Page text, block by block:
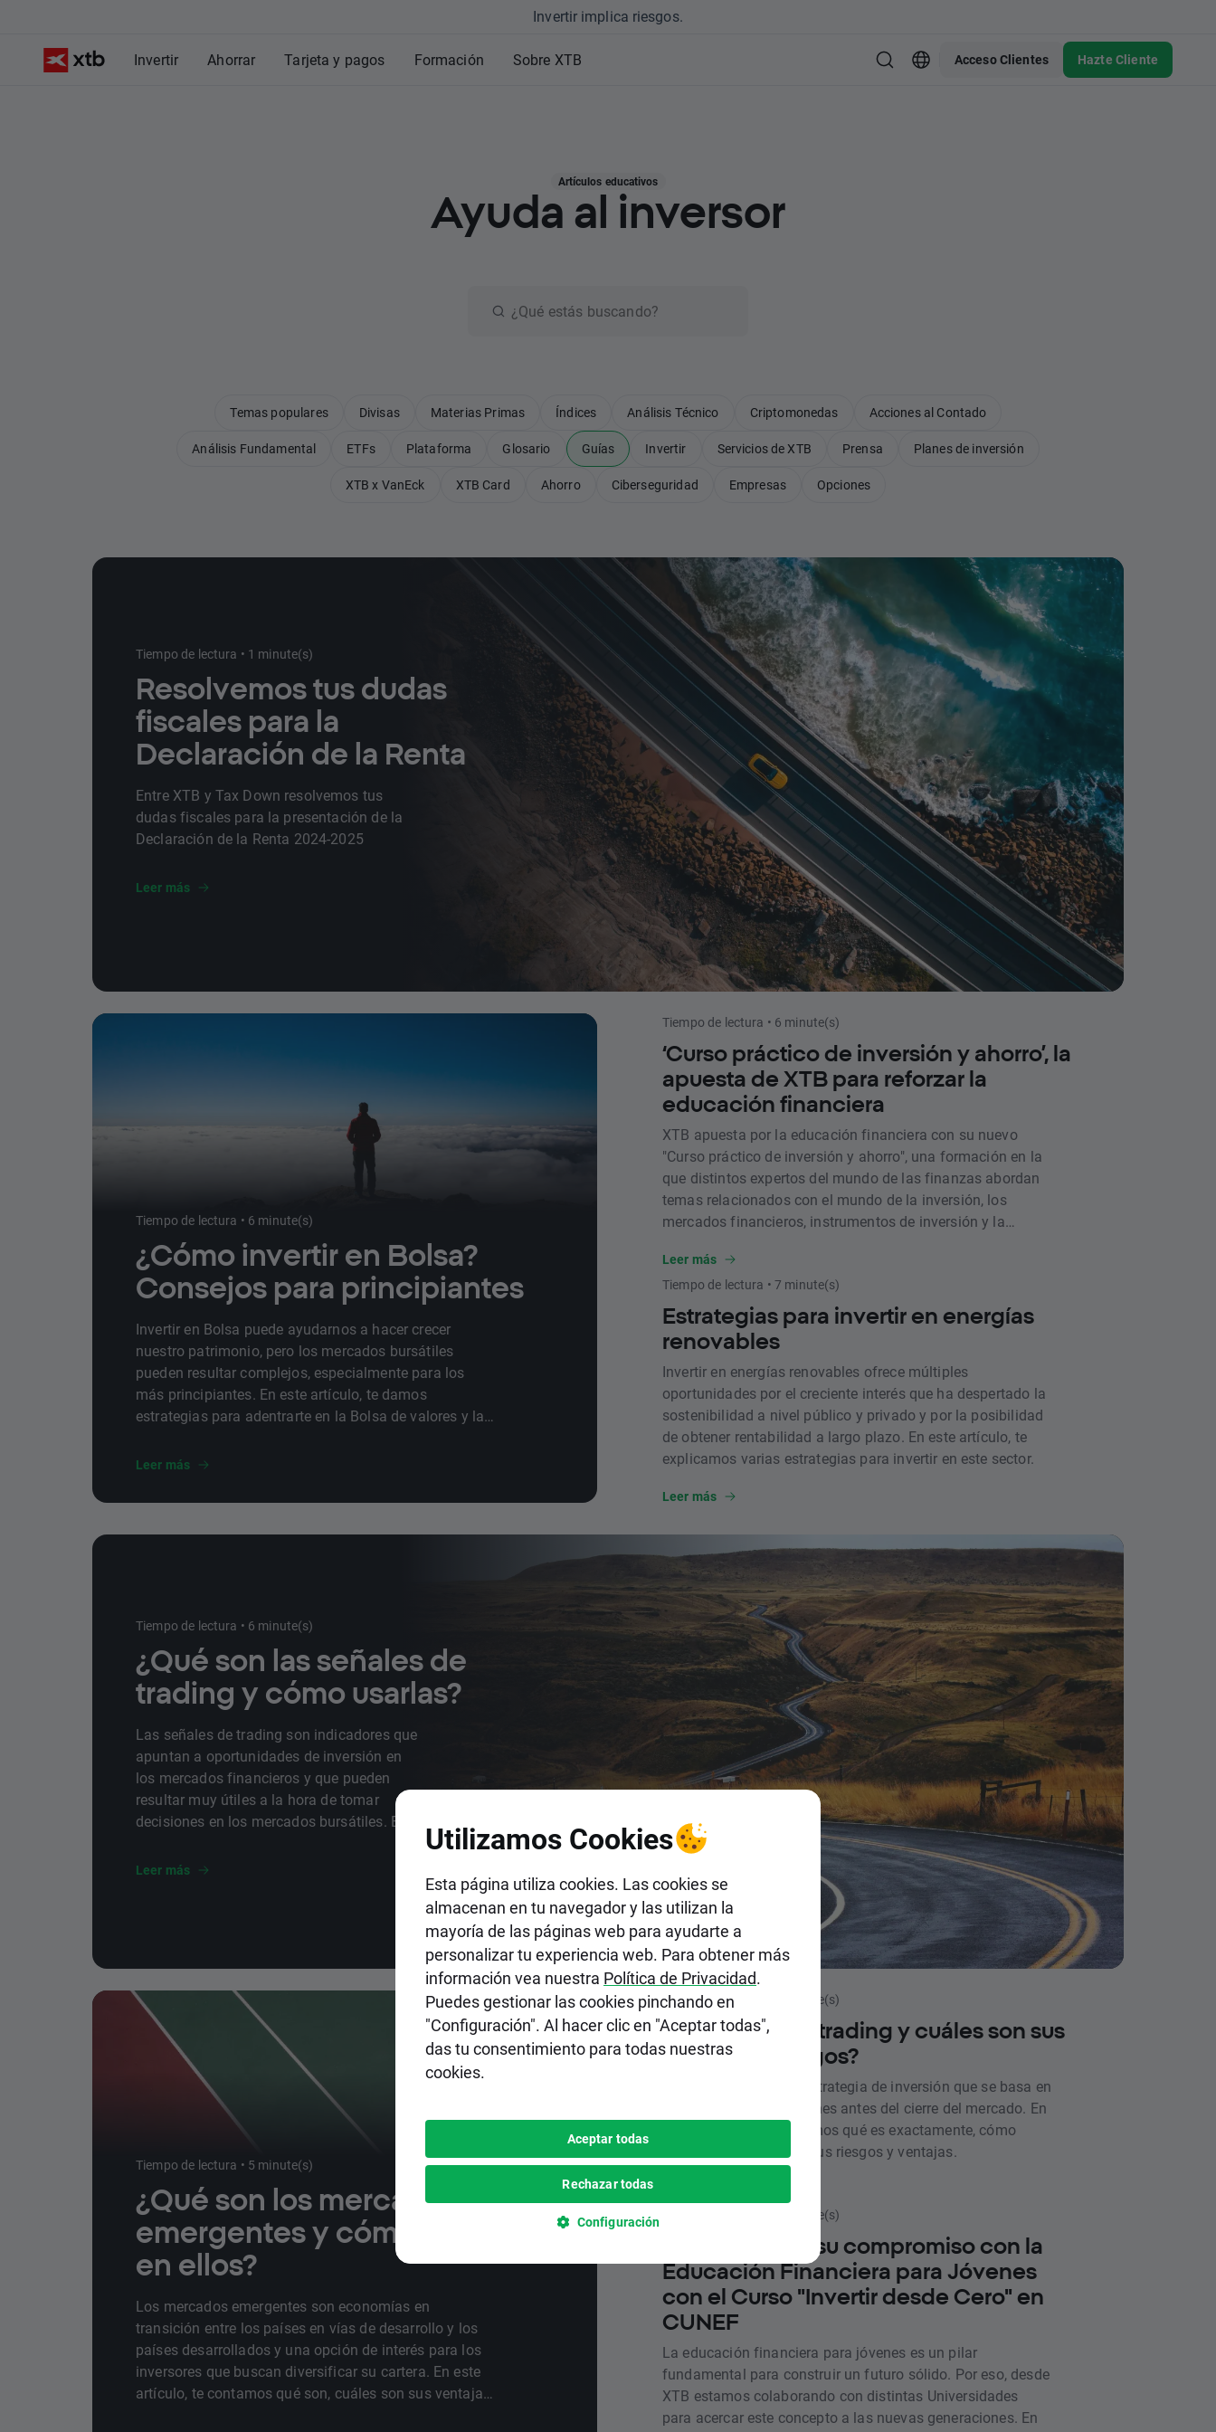
Invertir implica riesgos.
Invertir Ahorrar Tarjeta y pagos Formación Sobre XTB Acceso Clientes Hazte Cliente
Artículos educativos
Ayuda al inversor
Temas populares Divisas Materias Primas Índices Análisis Técnico Criptomonedas Acciones al Contado
Análisis Fundamental ETFs Plataforma Glosario Guías Invertir Servicios de XTB Prensa Planes de inversión
XTB x VanEck XTB Card Ahorro Ciberseguridad Empresas Opciones
Tiempo de lectura • 1 minute(s)
Resolvemos tus dudas
fiscales para la
Declaración de la Renta
Entre XTB y Tax Down resolvemos tus
dudas fiscales para la presentación de la
Declaración de la Renta 2024-2025
Leer más
Tiempo de lectura • 6 minute(s)
¿Cómo invertir en Bolsa?
Consejos para principiantes
Invertir en Bolsa puede ayudarnos a hacer crecer
nuestro patrimonio, pero los mercados bursátiles
pueden resultar complejos, especialmente para los
más principiantes. En este artículo, te damos
estrategias para adentrarte en la Bolsa de valores y las
Leer más
Tiempo de lectura • 6 minute(s)
‘Curso práctico de inversión y ahorro’, la
apuesta de XTB para reforzar la
educación financiera
XTB apuesta por la educación financiera con su nuevo
"Curso práctico de inversión y ahorro", una formación en la
que distintos expertos del mundo de las finanzas abordan
temas relacionados con el mundo de la inversión, los
mercados financieros, instrumentos de inversión y la
nuestros usuarios, este curso está compuesto por ocho
sesiones y puede encontrarse en nuestra plataforma de
inversión.
Leer más
Tiempo de lectura • 7 minute(s)
Estrategias para invertir en energías
renovables
Invertir en energías renovables ofrece múltiples
oportunidades por el creciente interés que ha despertado la
sostenibilidad a nivel público y privado y por la posibilidad
de obtener rentabilidad a largo plazo. En este artículo, te
explicamos varias estrategias para invertir en este sector.
Leer más
Tiempo de lectura • 6 minute(s)
¿Qué son las señales de
trading y cómo usarlas?
Las señales de trading son indicadores que
apuntan a oportunidades de inversión en
los mercados financieros y que pueden
resultar muy útiles a la hora de tomar
decisiones en los mercados bursátiles. En
funcionan y qué tipos existen.
Leer más
Tiempo de lectura • 5 minute(s)
¿Qué son los mercados
emergentes y cómo invertir
en ellos?
Los mercados emergentes son economías en
transición entre los países en vías de desarrollo y los
países desarrollados y una opción de interés para los
inversores que buscan diversificar su cartera. En este
artículo, te contamos qué son, cuáles son sus ventajas
Tiempo de lectura • 6 minute(s)
¿Qué es el day trading y cuáles son sus
ventajas y riesgos?
El day trading es una estrategia de inversión que se basa en
cerrar todas las posiciones antes del cierre del mercado. En
este artículo, te explicamos qué es exactamente, cómo
funciona y cuáles son sus riesgos y ventajas.
Tiempo de lectura • 4 minute(s)
XTB mantiene su compromiso con la
Educación Financiera para Jóvenes
con el Curso "Invertir desde Cero" en
CUNEF
La educación financiera para jóvenes es un pilar
fundamental para construir un futuro sólido. Por eso, desde
XTB estamos colaborando con distintas Universidades
para acercar este concepto a las nuevas generaciones. En
Utilizamos Cookies
Esta página utiliza cookies. Las cookies se
almacenan en tu navegador y las utilizan la
mayoría de las páginas web para ayudarte a
personalizar tu experiencia web. Para obtener más
información vea nuestra Política de Privacidad.
Puedes gestionar las cookies pinchando en
"Configuración". Al hacer clic en "Aceptar todas",
das tu consentimiento para todas nuestras
cookies.
Aceptar todas
Rechazar todas
Configuración